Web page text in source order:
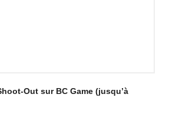
Out sur BC Game (jusqu’à